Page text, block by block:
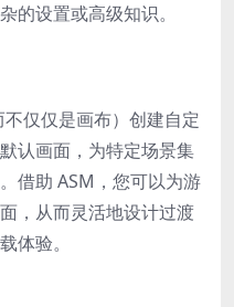
的设置或高级知识。
仅仅是画布）创建自定
认画面，为特定场景集
借助 ASM，您可以为游
，从而灵活地设计过渡
体验。